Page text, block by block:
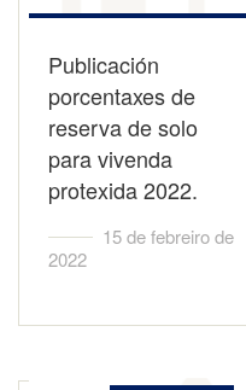
Publicación
porcentaxes de
reserva de solo
para vivenda
protexida 2022.
15 de febreiro de
2022